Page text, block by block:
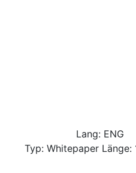
Lang: ENG
Typ: Whitepaper Länge: